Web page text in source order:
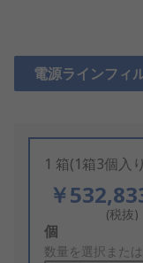
電源ラインフィ
1 箱(1箱3個入
￥
(税抜)
Add
to
個
数量を選択また